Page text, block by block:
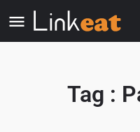
Tag :